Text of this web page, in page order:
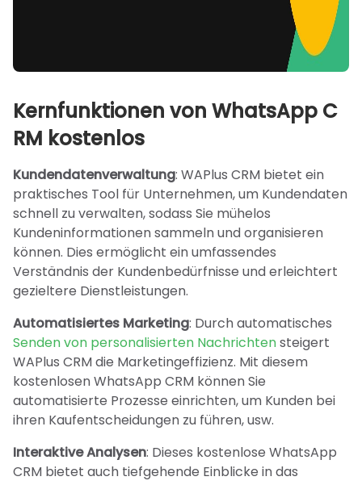
Kernfunktionen von WhatsApp C
RM kostenlos
Kundendatenverwaltung: WAPlus CRM bietet ein
praktisches Tool für Unternehmen, um Kundendaten
schnell zu verwalten, sodass Sie mühelos
Kundeninformationen sammeln und organisieren
können. Dies ermöglicht ein umfassendes
Verständnis der Kundenbedürfnisse und erleichtert
gezieltere Dienstleistungen.
Automatisiertes Marketing: Durch automatisches
Senden von personalisierten Nachrichtensteigert
WAPlus CRM die Marketingeffizienz. Mit diesem
kostenlosen WhatsApp CRM können Sie
automatisierte Prozesse einrichten, um Kunden bei
ihren Kaufentscheidungen zu führen, usw.
Interaktive Analysen: Dieses kostenlose WhatsApp
CRM bietet auch tiefgehende Einblicke in das